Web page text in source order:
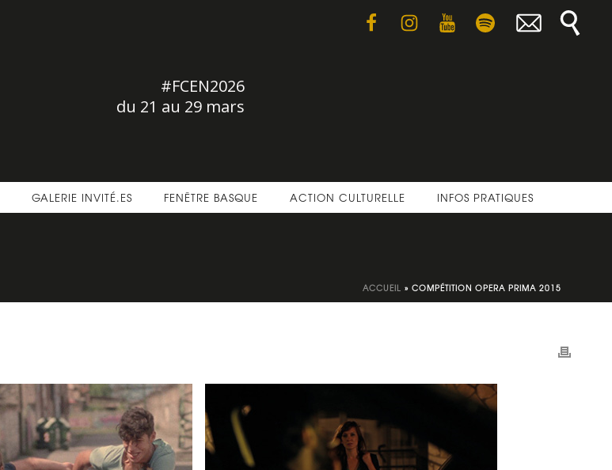
#FCEN2026
du 21 au 29 mars
GALERIE INVITÉ.ES FENÊTRE BASQUE ACTION CULTURELLE INFOS PRATIQUES
ACCUEIL » COMPÉTITION OPERA PRIMA 2015